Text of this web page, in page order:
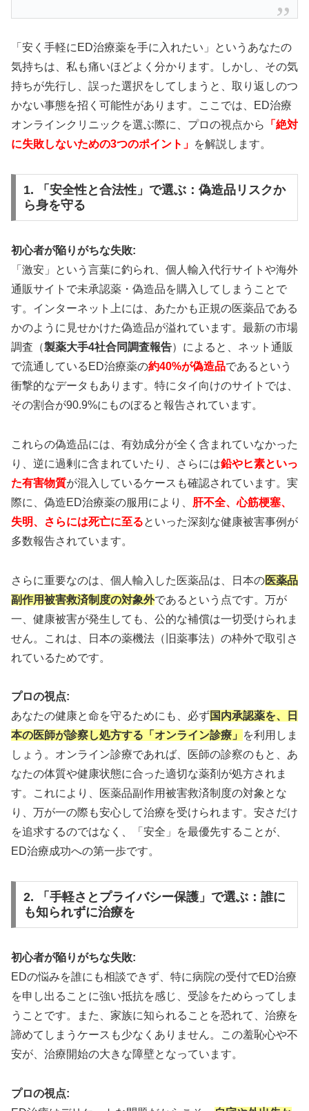
バルデナエイトで効果チェック
🕐 タダライト：24時間持続の週末パートナ
ー
💰
10錠 1,870円〜
🍽️
食事影響を受けにくい 設計
💊
タダラフィル 5mg/10mg/20mg 3種対応
シアリスと同成分で圧倒的な持続時間を実現。週末
を自由に楽しみたい方に最適な選択肢です。
タダライトで持続時間を確認
⚖️ アバナイト：バランス型8時間継続薬
🎯 効果ピーク
⌛
約8時間
の理想的持続時間
🧬
アバナフィル 100mg 配合
ステンドラと同成分で即効性と持続性のバランスを
の選択です。
アバナイトで詳細データ確認
「安く手軽にED治療薬を手に入れたい」というあなたの
気持ちは、私も痛いほどよく分かります。しかし、その気
持ちが先行し、誤った選択をしてしまうと、取り返しのつ
かない事態を招く可能性があります。ここでは、ED治療
オンラインクリニックを選ぶ際に、プロの視点から
「絶対
に失敗しないための3つのポイント」 を解説します。
1. 「安全性と合法性」で選ぶ：偽造品リスクか
ら身を守る
初心者が陥りがちな失敗:
「激安」という言葉に釣られ、個人輸入代行サイトや海外
通販サイトで未承認薬・偽造品を購入してしまうことで
す。インターネット上には、あたかも正規の医薬品である
かのように見せかけた偽造品が溢れています。最新の市場
調査（製薬大手4社合同調査報告）によると、ネット通販
で流通しているED治療薬の約40%が偽造品であるという
衝撃的なデータもあります。特にタイ向けのサイトでは、
その割合が90.9%にものぼると報告されています。
これらの偽造品には、有効成分が全く含まれていなかった
り、逆に過剰に含まれていたり、さらには鉛やヒ素といっ
た有害物質が混入しているケースも確認されています。実
際に、偽造ED治療薬の服用により、 肝不全、心筋梗塞、
失明、さらには死亡に至るといった深刻な健康被害事例が
多数報告されています。
さらに重要なのは、個人輸入した医薬品は、日本の医薬品
副作用被害救済制度の対象外であるという点です。万が
一、健康被害が発生しても、公的な補償は一切受けられま
せん。これは、日本の薬機法（旧薬事法）の枠外で取引さ
れているためです。
プロの視点:
あなたの健康と命を守るためにも、必ず国内承認薬を、日
本の医師が診察し処方する「オンライン診療」
を利用しま
しょう。オンライン診療であれば、医師の診察のもと、あ
なたの体質や健康状態に合った適切な薬剤が処方されま
す。これにより、医薬品副作用被害救済制度の対象とな
り、万が一の際も安心して治療を受けられます。安さだけ
を追求するのではなく、「安全」を最優先することが、
ED治療成功への第一歩です。
2. 「手軽さとプライバシー保護」で選ぶ：誰に
も知られずに治療を
初心者が陥りがちな失敗:
EDの悩みを誰にも相談できず、特に病院の受付でED治療
を申し出ることに強い抵抗を感じ、受診をためらってしま
うことです。また、家族に知られることを恐れて、治療を
諦めてしまうケースも少なくありません。この羞恥心や不
安が、治療開始の大きな障壁となっています。
プロの視点: